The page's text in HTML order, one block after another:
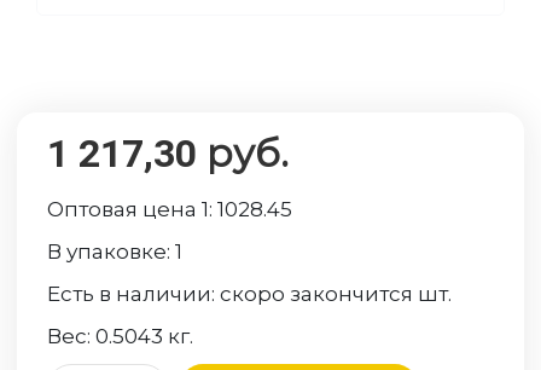
1 217,30 руб.
Оптовая цена 1:1028.45
В упаковке:1
Есть в наличии:скоро закончится шт.
Вес:0.5043 кг.